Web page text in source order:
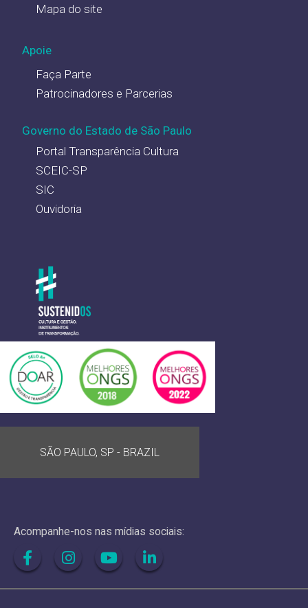
Mapa do site
Apoie
Faça Parte
Patrocinadores e Parcerias
Governo do Estado de São Paulo
Portal Transparência Cultura
SCEIC-SP
SIC
Ouvidoria
SÃO PAULO, SP - BRAZIL
Acompanhe-nos nas mídias sociais: